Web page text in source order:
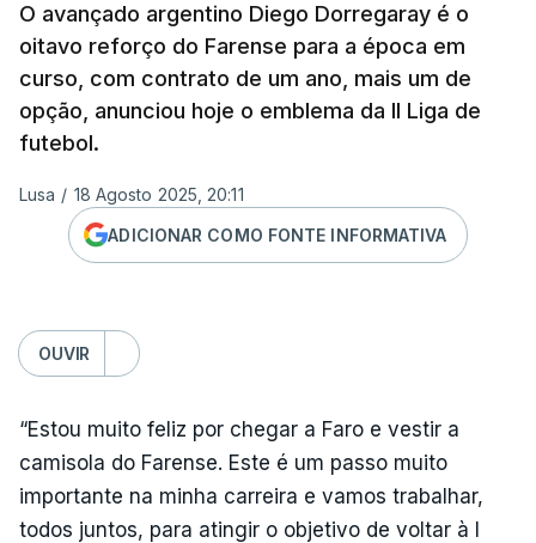
O avançado argentino Diego Dorregaray é o
oitavo reforço do Farense para a época em
curso, com contrato de um ano, mais um de
opção, anunciou hoje o emblema da II Liga de
futebol.
Lusa / 18 Agosto 2025, 20:11
ADICIONAR COMO FONTE INFORMATIVA
OUVIR
“Estou muito feliz por chegar a Faro e vestir a
camisola do Farense. Este é um passo muito
importante na minha carreira e vamos trabalhar,
todos juntos, para atingir o objetivo de voltar à I